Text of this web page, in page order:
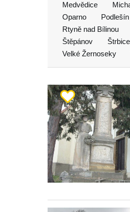
Medvědice
Oparno
Podlešín
Rtyně nad Bílinou
Štěpánov
Štrbice
Velké Žernoseky